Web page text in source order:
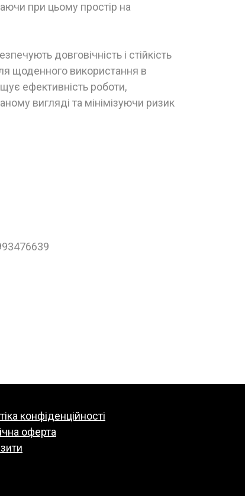
при цьому простір на
довговічність і стійкість
щоденного використання в
ефективність роботи,
вигляді та мінімізуючи ризик
конфіденційності
оферта